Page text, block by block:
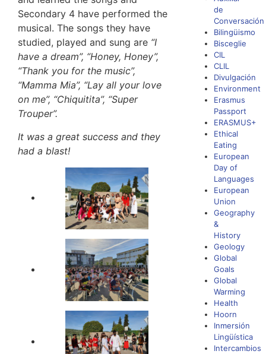
Secondary 4 have performed the
musical. The songs they have
studied, played and sung are “I
have a dream”, “Honey, Honey”,
“Thank you for the music”,
“Mamma Mia”, “Lay all your love
on me”, “Chiquitita”, “Super
Trouper”.
It was a great success and they
had a blast!
de
Conversación
Bilingüismo
Bisceglie
CIL
CLIL
Divulgación
Environment
Erasmus
Passport
ERASMUS+
Ethical
Eating
European
Day of
Languages
European
Union
Geography
&
History
Geology
Global
Goals
Global
Warming
Health
Hoorn
Inmersión
Lingüística
Intercambios